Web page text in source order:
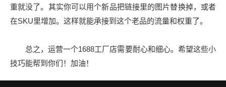
重就没了。其实你可以用个新品把链接里的图片替换掉，或者
在SKU里增加。这样就能承接到这个老品的流量和权重了。
总之，运营一个1688工厂店需要耐心和细心。希望这些小
技巧能帮到你们！加油！